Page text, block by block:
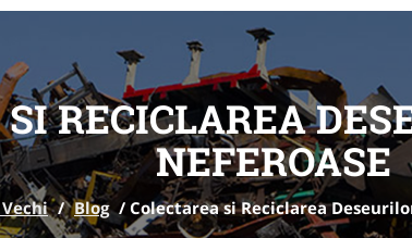
RECICLAREA
NEFEROASE
/ Blog / Colectarea si Reciclarea